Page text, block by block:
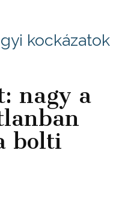
kockázatok
nagy a
bolti